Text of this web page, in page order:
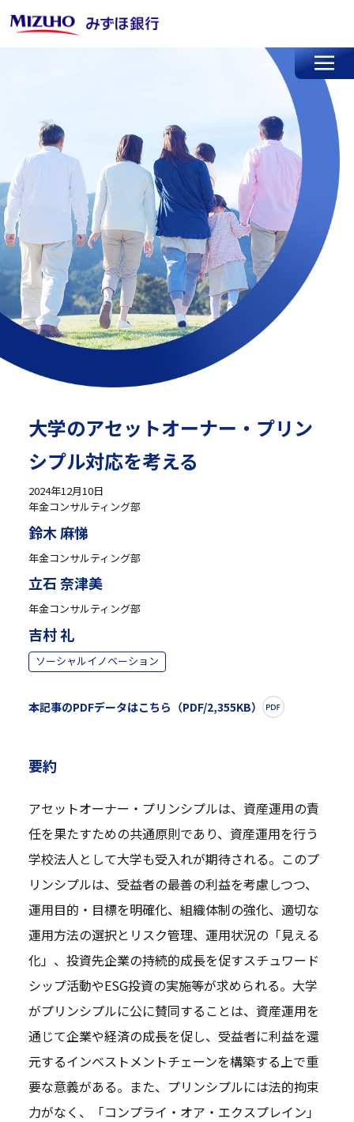
大学のアセットオーナー・プリン
シプル対応を考える
2024年12月10日
年金コンサルティング部
鈴木 麻悌
年金コンサルティング部
立石 奈津美
年金コンサルティング部
吉村 礼
ソーシャルイノベーション
本記事のPDFデータはこちら（PDF/2,355KB）
要約
アセットオーナー・プリンシプルは、資産運用の責
任を果たすための共通原則であり、資産運用を行う
学校法人として大学も受入れが期待される。このプ
リンシプルは、受益者の最善の利益を考慮しつつ、
運用目的・目標を明確化、組織体制の強化、適切な
運用方法の選択とリスク管理、運用状況の「見える
化」、投資先企業の持続的成長を促すスチュワード
シップ活動やESG投資の実施等が求められる。大学
がプリンシプルに公に賛同することは、資産運用を
通じて企業や経済の成長を促し、受益者に利益を還
元するインベストメントチェーンを構築する上で重
要な意義がある。また、プリンシプルには法的拘束
力がなく、「コンプライ・オア・エクスプレイン」